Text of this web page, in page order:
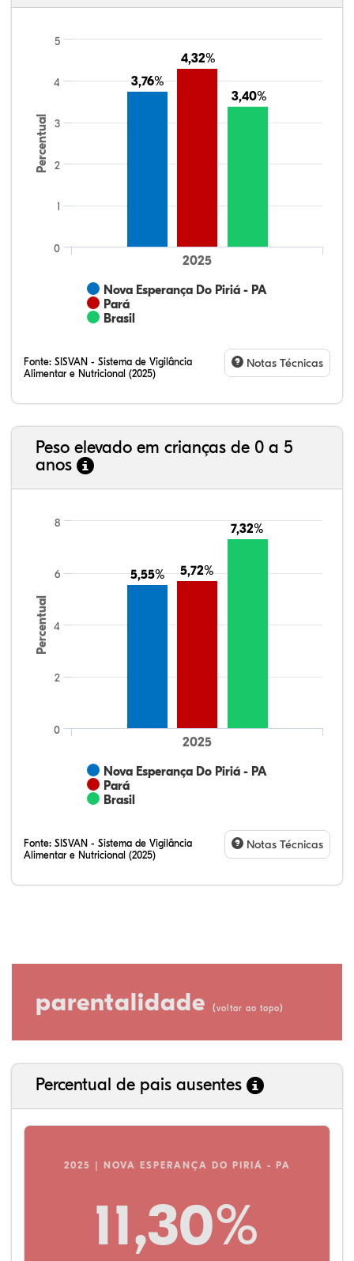
Percentual
3,76%
3,76%
4,32%
4,32%
3,40%
3,40%
Nova Esperança Do Piriá - PA
Pará
Brasil
2025
0
1
2
3
4
5
Fonte: SISVAN - Sistema de Vigilância
Alimentar e Nutricional (2025)
Notas Técnicas
Peso elevado em crianças de 0 a 5
anos
Percentual
5,55%
5,55% 5,72%
5,72%
7,32%
7,32%
Nova Esperança Do Piriá - PA
Pará
Brasil
2025
0
2
4
6
8
Fonte: SISVAN - Sistema de Vigilância
Alimentar e Nutricional (2025)
Notas Técnicas
parentalidade (voltar ao topo)
Percentual de pais ausentes
2025 | NOVA ESPERANÇA DO PIRIÁ - PA
11,30%